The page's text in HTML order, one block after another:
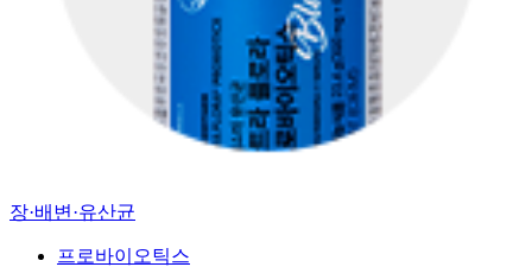
장·배변·유산균
프로바이오틱스